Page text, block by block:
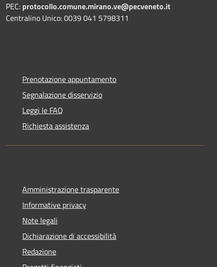
PEC: protocollo.comune.mirano.ve@pecveneto.it
Centralino Unico: 0039 041 5798311
Prenotazione appuntamento
Segnalazione disservizio
Leggi le FAQ
Richiesta assistenza
Amministrazione trasparente
Informative privacy
Note legali
Dichiarazione di accessibilità
Redazione